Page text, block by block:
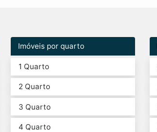
Imóveis por quarto
1 Quarto
2 Quarto
3 Quarto
4 Quarto